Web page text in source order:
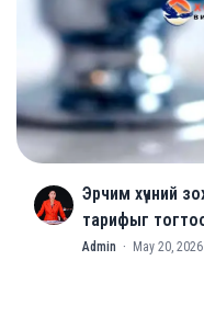
A
Эрчим хүчний
тарифыг
усаар хангана
Admin · May 20, 2026